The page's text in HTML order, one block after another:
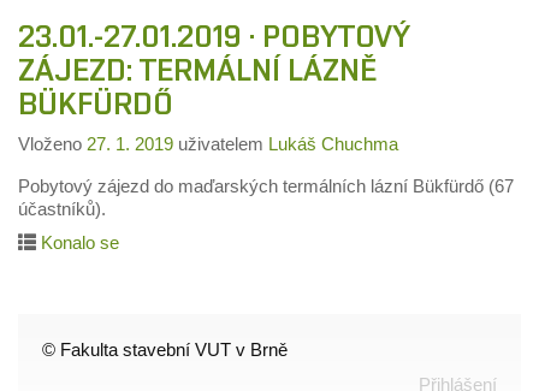
23.01.-27.01.2019 · POBYTOVÝ
ZÁJEZD: TERMÁLNÍ LÁZNĚ
BÜKFÜRDŐ
Vloženo 27. 1. 2019 uživatelem Lukáš Chuchma
Pobytový zájezd do maďarských termálních lázní Bükfürdő (67
účastníků).
Konalo se
© Fakulta stavební VUT v Brně
Přihlášení